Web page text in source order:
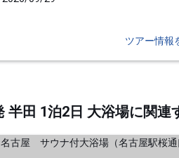
ツアー情報
半田 1泊2日 大浴場に関